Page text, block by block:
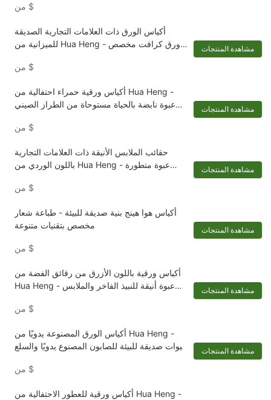
$
أكياس الورق ذات العلامات التجارية الصديقة
للميزانية من Hua Heng - ورق كرافت مخصص
$
مشاهدة المنتجات
أكياس ورقية حمراء احتفالية من Hua Heng -
عبوة نابضة بالحياة مستوحاة من الطراز الصيني
$
مشاهدة المنتجات
حقائب الملابس الأنيقة ذات العلامات التجارية
باللون الوردي من Hua Heng - عبوة متطورة
$
مشاهدة المنتجات
أكياس هوا هينج بنية صديقة للبيئة - طباعة شعار
مخصص بتقنيات متنوعة
$
مشاهدة المنتجات
أكياس ورقية باللون الأزرق من رقائق الفضة من
Hua Heng - عبوة أنيقة للنبيذ الفاخر والملابس
$
مشاهدة المنتجات
أكياس الورق المصنوعة يدويًا من Hua Heng -
عبوات صديقة للبيئة للصابون المصنوع يدويًا والسلع
$
مشاهدة المنتجات
أكياس ورقية للعطور الاحتفالية من Hua Heng -